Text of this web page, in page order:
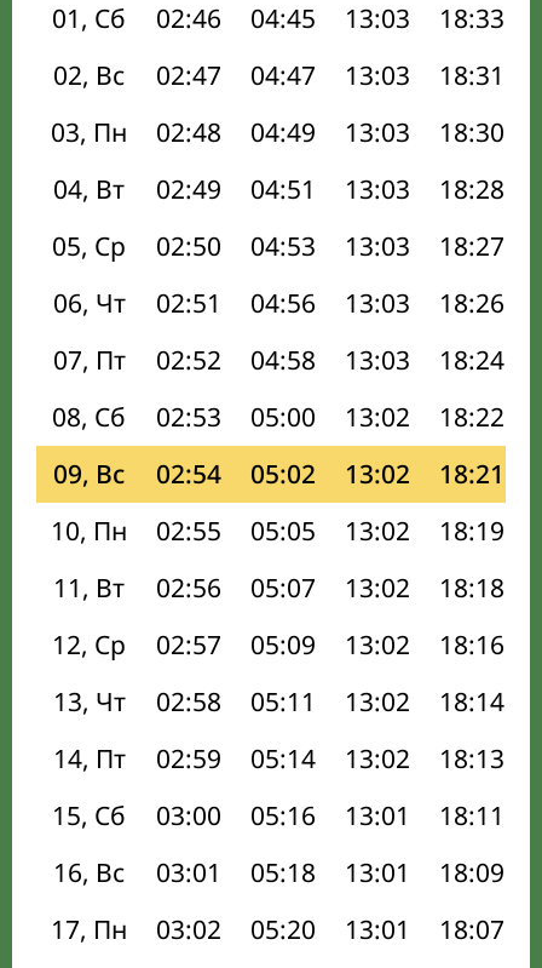
01, Сб 02:46 04:45 13:03 18:33
02, Вс
02:47 04:47 13:03 18:31
03, Пн
02:48 04:49 13:03 18:30
04, Вт
02:49 04:51 13:03 18:28
05, Ср
02:50 04:53 13:03 18:27
06, Чт
02:51 04:56 13:03 18:26
07, Пт
02:52 04:58 13:03 18:24
08, Сб
02:53 05:00 13:02 18:22
09, Вс
02:54 05:02 13:02 18:21
10, Пн
02:55 05:05 13:02 18:19
11, Вт
02:56 05:07 13:02 18:18
12, Ср
02:57 05:09 13:02 18:16
13, Чт
02:58 05:11 13:02 18:14
14, Пт
02:59 05:14 13:02 18:13
15, Сб
03:00 05:16 13:01 18:11
16, Вс
03:01 05:18 13:01 18:09
17, Пн
03:02 05:20 13:01 18:07